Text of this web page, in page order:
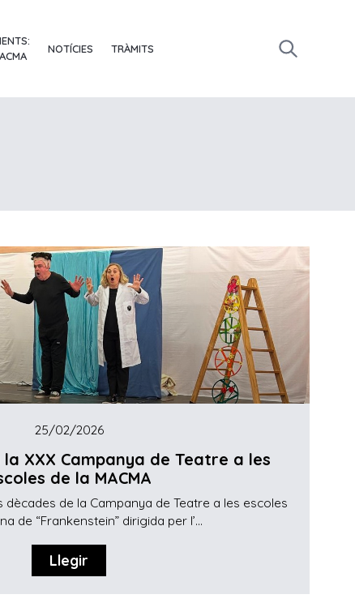
NOTÍCIES TRÀMITS
25/02/2026
XXX Campanya de Teatre a les
de la MACMA
dècades de la Campanya de Teatre a les escoles
de “Frankenstein” dirigida per l’...
Llegir